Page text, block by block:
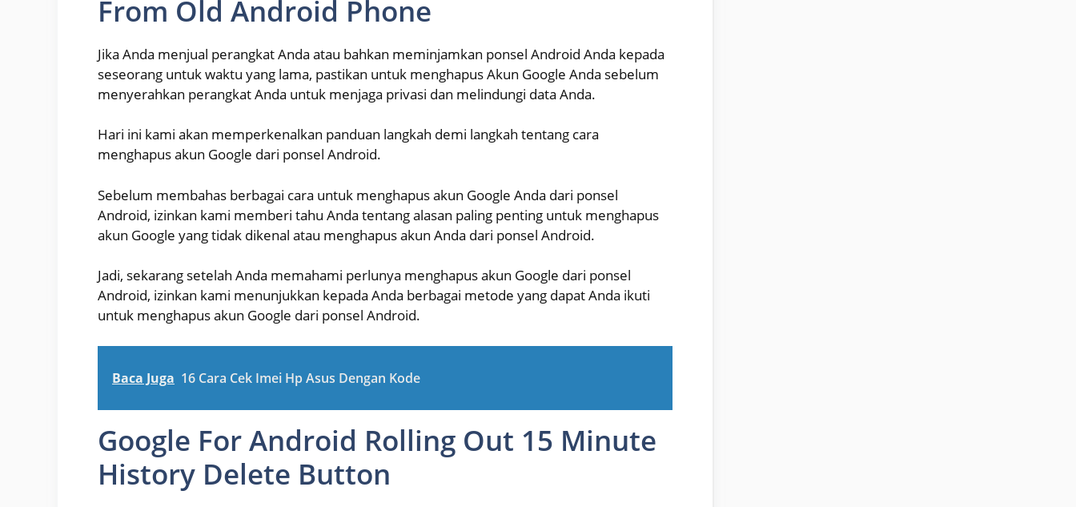
From Old Android Phone
Jika Anda menjual perangkat Anda atau bahkan meminjamkan ponsel Android Anda kepada
seseorang untuk waktu yang lama, pastikan untuk menghapus Akun Google Anda sebelum
menyerahkan perangkat Anda untuk menjaga privasi dan melindungi data Anda.
Hari ini kami akan memperkenalkan panduan langkah demi langkah tentang cara
menghapus akun Google dari ponsel Android.
Sebelum membahas berbagai cara untuk menghapus akun Google Anda dari ponsel
Android, izinkan kami memberi tahu Anda tentang alasan paling penting untuk menghapus
akun Google yang tidak dikenal atau menghapus akun Anda dari ponsel Android.
Jadi, sekarang setelah Anda memahami perlunya menghapus akun Google dari ponsel
Android, izinkan kami menunjukkan kepada Anda berbagai metode yang dapat Anda ikuti
untuk menghapus akun Google dari ponsel Android.
Baca Juga 16 Cara Cek Imei Hp Asus Dengan Kode
Google For Android Rolling Out 15 Minute
History Delete Button